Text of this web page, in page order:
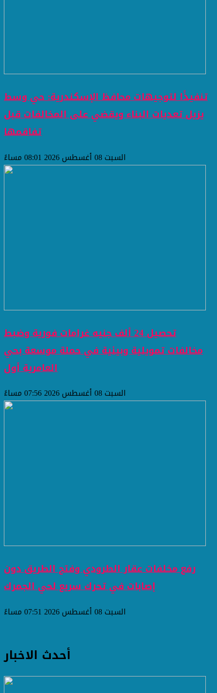
تنفيذًا لتوجيهات محافظ الإسكندرية: حي وسط
يزيل تعديات البناء ويقضي على المخالفات قبل
تفاقمها
السبت 08 أغسطس 2026 08:01 مساءً
تحصيل 24 ألف جنيه غرامات فورية وضبط
مخالفات تمويلية وبيئية في حملة موسعة بحي
العامرية أول
السبت 08 أغسطس 2026 07:56 مساءً
رفع مخلفات عقار الطرودي وفتح الطريق دون
إصابات في تحرك سريع لحي الجمرك
السبت 08 أغسطس 2026 07:51 مساءً
أحدث الاخبار